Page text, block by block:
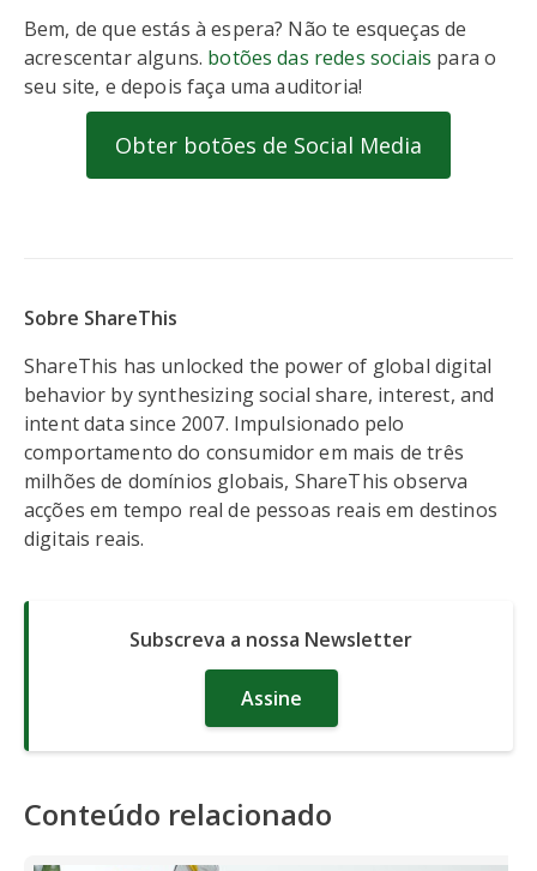
Bem, de que estás à espera? Não te esqueças de
acrescentar alguns. botões das redes sociais para o
seu site, e depois faça uma auditoria!
Obter botões de Social Media
Sobre ShareThis
ShareThis has unlocked the power of global digital
behavior by synthesizing social share, interest, and
intent data since 2007. Impulsionado pelo
comportamento do consumidor em mais de três
milhões de domínios globais, ShareThis observa
acções em tempo real de pessoas reais em destinos
digitais reais.
Subscreva a nossa Newsletter
Assine
Conteúdo relacionado